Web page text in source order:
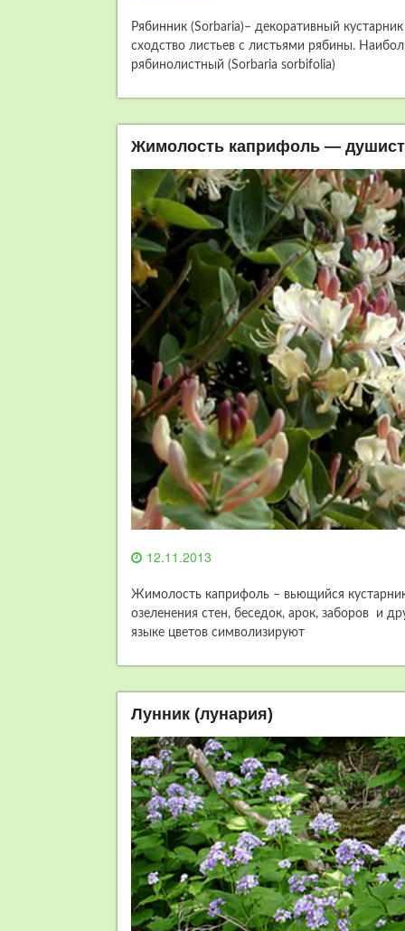
Рябинник (Sorbaria)– декоративный
сходство листьев с листьями рябины.
рябинолистный (Sorbaria sorbifolia)
Жимолость каприфоль —
12.11.2013
Жимолость каприфоль – вьющийся
озеленения стен, беседок, арок, заборов и
языке цветов символизируют
Лунник (лунария)